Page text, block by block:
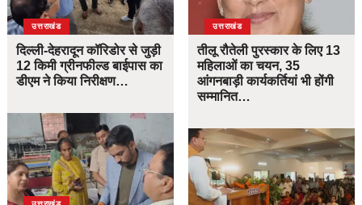
उत्तराखंड
दिल्ली-देहरादून कॉरिडोर से जुड़ी
12 किमी ग्रीनफील्ड बाईपास का
डीएम ने किया निरीक्षण…
उत्तराखंड
तीलू रौतेली पुरस्कार के लिए 13
महिलाओं का चयन, 35
आंगनबाड़ी कार्यकर्तियां भी होंगी
सम्मानित…